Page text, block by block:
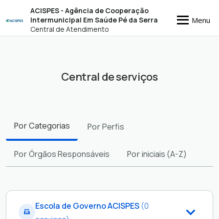
ACISPES - Agência de Cooperação
Intermunicipal Em Saúde Pé da Serra
Central de Atendimento
Menu
Central de serviços
PorCategorias PorPerfis
PorÓrgãos Responsáveis Poriniciais (A-Z)
Escola de Governo ACISPES (0